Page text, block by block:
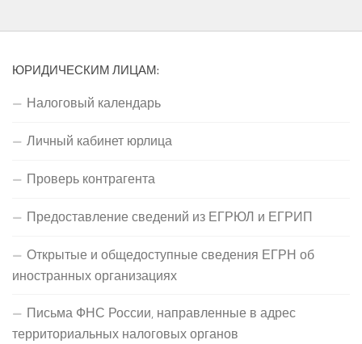
ЮРИДИЧЕСКИМ ЛИЦАМ:
Налоговый календарь
Личный кабинет юрлица
Проверь контрагента
Предоставление сведений из ЕГРЮЛ и ЕГРИП
Открытые и общедоступные сведения ЕГРН об
иностранных организациях
Письма ФНС России, направленные в адрес
территориальных налоговых органов